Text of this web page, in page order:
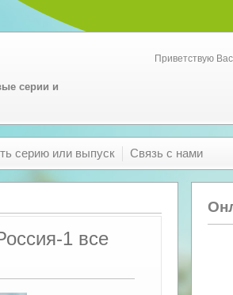
серии и
Приветствую Вас
серию или выпуск Связь с нами
1 все